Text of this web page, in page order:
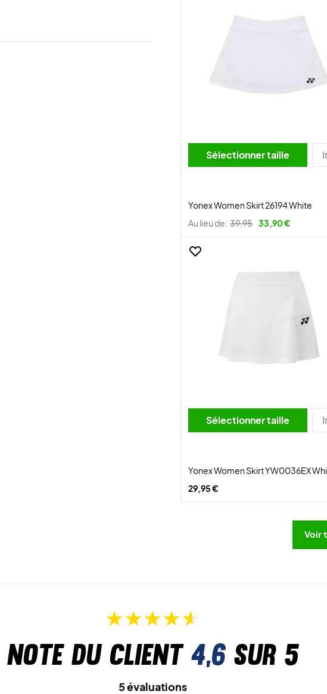
Sélectionner taille
Yonex Women Skirt 26194 White
Au lieu de: 39,95 33,90 €
Sélectionner taille
Yonex Women Skirt YW0036EX
29,95 €
Voir
Note du client 4,6sur 5
5 évaluations